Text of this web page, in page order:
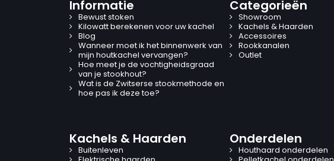
Informatie
Bewust stoken
Kilowatt berekenen voor uw kachel
Blog
Wanneer moet ik het binnenwerk van
mijn houtkachel vervangen?
Hoe meet je de vochtigheidsgraad
van je stookhout?
Wat is de Zwitserse stookmethode en
hoe pas ik deze toe?
Categorieën
Showroom
Kachels & Haarden
Accessoires
Rookkanalen
Outlet
Kachels & Haarden
Buitenleven
Onderdelen
Houthaard onderdelen